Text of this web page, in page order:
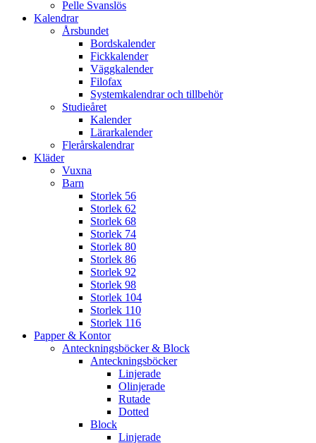
Pelle Svanslös
Kalendrar
Årsbundet
Bordskalender
Fickkalender
Väggkalender
Filofax
Systemkalendrar och tillbehör
Studieåret
Kalender
Lärarkalender
Flerårskalendrar
Kläder
Vuxna
Barn
Storlek 56
Storlek 62
Storlek 68
Storlek 74
Storlek 80
Storlek 86
Storlek 92
Storlek 98
Storlek 104
Storlek 110
Storlek 116
Papper & Kontor
Anteckningsböcker & Block
Anteckningsböcker
Linjerade
Olinjerade
Rutade
Dotted
Block
Linjerade